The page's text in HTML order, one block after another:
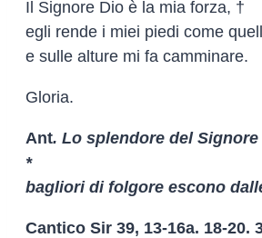
Il Signore Dio è la mia forza, †
egli rende i miei piedi come
e sulle alture mi fa camminare.
Gloria.
Ant. Lo splendore del
*
bagliori di folgore escono
Cantico Sir 39, 13-16a. 18-20.